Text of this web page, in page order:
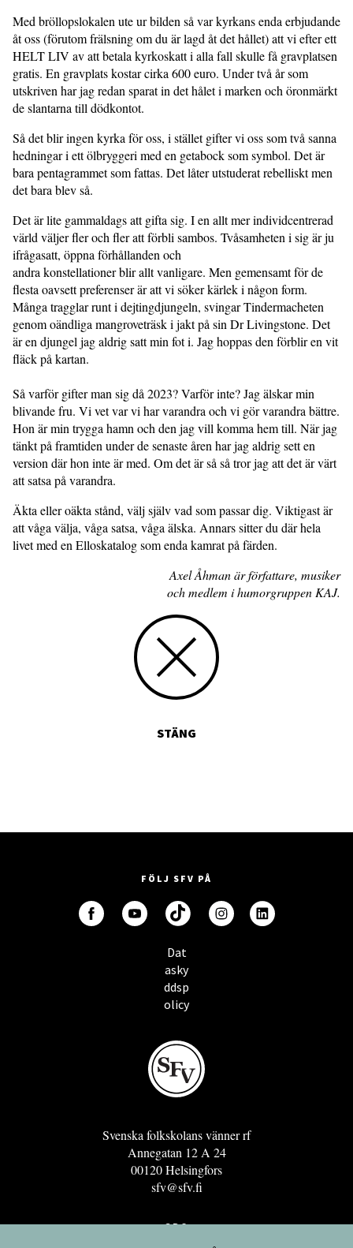
Med bröllopslokalen ute ur bilden så var kyrkans enda erbjudande
åt oss (förutom frälsning om du är lagd åt det hållet) att vi efter ett
HELT LIV av att betala kyrkoskatt i alla fall skulle få gravplatsen
gratis. En gravplats kostar cirka 600 euro. Under två år som
utskriven har jag redan sparat in det hålet i marken och öronmärkt
de slantarna till dödkontot.
Så det blir ingen kyrka för oss, i stället gifter vi oss som två sanna
hedningar i ett ölbryggeri med en getabock som symbol. Det är
bara pentagrammet som fattas. Det låter utstuderat rebelliskt men
det bara blev så.
Det är lite gammaldags att gifta sig. I en allt mer individcentrerad
värld väljer fler och fler att förbli sambos. Tvåsamheten i sig är ju
ifrågasatt, öppna förhållanden och
andra konstellationer blir allt vanligare. Men gemensamt för de
flesta oavsett preferenser är att vi söker kärlek i någon form.
Många tragglar runt i dejtingdjungeln, svingar Tindermacheten
genom oändliga mangroveträsk i jakt på sin Dr Livingstone. Det
är en djungel jag aldrig satt min fot i. Jag hoppas den förblir en vit
fläck på kartan.
Så varför gifter man sig då 2023? Varför inte? Jag älskar min
blivande fru. Vi vet var vi har varandra och vi gör varandra bättre.
Hon är min trygga hamn och den jag vill komma hem till. När jag
tänkt på framtiden under de senaste åren har jag aldrig sett en
version där hon inte är med. Om det är så så tror jag att det är värt
att satsa på varandra.
Äkta eller oäkta stånd, välj själv vad som passar dig. Viktigast är
att våga välja, våga satsa, våga älska. Annars sitter du där hela
livet med en Elloskatalog som enda kamrat på färden.
Axel Åhman är författare, musiker
och medlem i humorgruppen KAJ.
STÄNG
FÖLJ SFV PÅ
Dat
asky
ddsp
olicy
Svenska folkskolans vänner rf
Annegatan 12 A 24
00120 Helsingfors
sfv@sfv.fi
GRO